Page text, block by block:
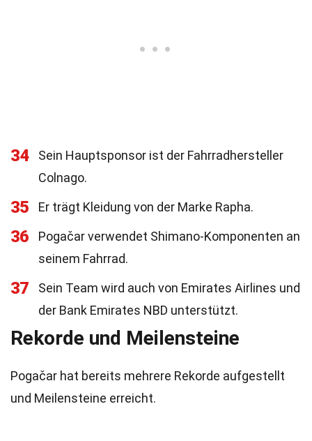
34
Sein Hauptsponsor ist der Fahrradhersteller
Colnago.
35 Er trägt Kleidung von der Marke Rapha.
36
Pogačar verwendet Shimano-Komponenten an
seinem Fahrrad.
37
Sein Team wird auch von Emirates Airlines und
der Bank Emirates NBD unterstützt.
Rekorde und Meilensteine
Pogačar hat bereits mehrere Rekorde aufgestellt
und Meilensteine erreicht.